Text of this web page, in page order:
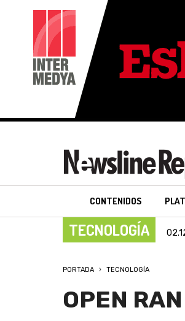
CONTENIDOS
TECNOLOGÍA
PORTADA TECNOLOGÍA
OPEN